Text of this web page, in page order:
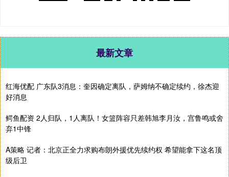
最新文章
红海优配 广东队3消息：奎因确定离队，萨姆纳不确定续约，徐杰迎
好消息
鳄鱼配资 2人归队，1人离队！女篮阵容只差韩旭李月汝，宫鲁鸣或舍
弃1中锋
A策略 记者：北京正全力求购布朗外援优先续约权 希望能拿下这名顶
级后卫